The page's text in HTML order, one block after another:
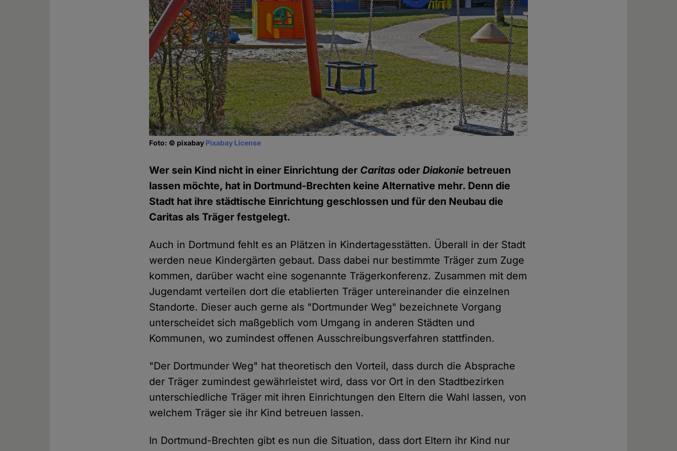
Foto: © pixabay Pixabay License
Wer sein Kind nicht in einer Einrichtung der Caritas oderDiakonie betreuen
lassen möchte, hat in Dortmund-Brechten keine Alternative mehr. Denn die
Stadt hat ihre städtische Einrichtung geschlossen und für den Neubau die
Caritas als Träger festgelegt.
Auch in Dortmund fehlt es an Plätzen in Kindertagesstätten. Überall in der Stadt
werden neue Kindergärten gebaut. Dass dabei nur bestimmte Träger zum Zuge
kommen, darüber wacht eine sogenannte Trägerkonferenz. Zusammen mit dem
Jugendamt verteilen dort die etablierten Träger untereinander die einzelnen
Standorte. Dieser auch gerne als "Dortmunder Weg" bezeichnete Vorgang
unterscheidet sich maßgeblich vom Umgang in anderen Städten und
Kommunen, wo zumindest offenen Ausschreibungsverfahren stattfinden.
"Der Dortmunder Weg" hat theoretisch den Vorteil, dass durch die Absprache
der Träger zumindest gewährleistet wird, dass vor Ort in den Stadtbezirken
unterschiedliche Träger mit ihren Einrichtungen den Eltern die Wahl lassen, von
welchem Träger sie ihr Kind betreuen lassen.
In Dortmund-Brechten gibt es nun die Situation, dass dort Eltern ihr Kind nur